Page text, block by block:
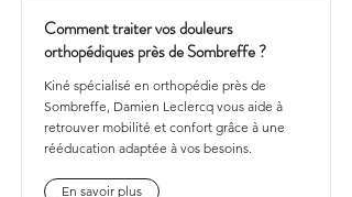
Comment traiter vos douleurs
orthopédiques près de Sombreffe ?
Kiné spécialisé en orthopédie près de
Sombreffe, Damien Leclercq vous aide à
retrouver mobilité et confort grâce à une
rééducation adaptée à vos besoins.
En savoir plus